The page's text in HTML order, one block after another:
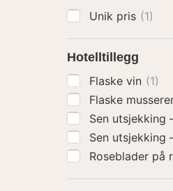
Unik pris (1)
Hotelltillegg
Flaske vin (1)
Flaske
Sen utsjekking
Sen utsjekking
Roseblader på